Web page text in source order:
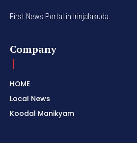
First News Portal in Irinjalakuda.
Company
HOME
Local News
Koodal Manikyam